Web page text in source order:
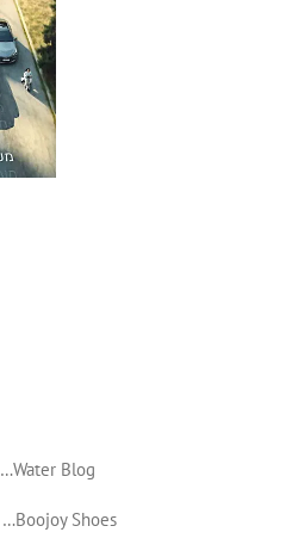
מה עשוי להסתתר בכוס המים …Water Blog
המגפיים החדשים לחורף שלא …Boojoy Shoes